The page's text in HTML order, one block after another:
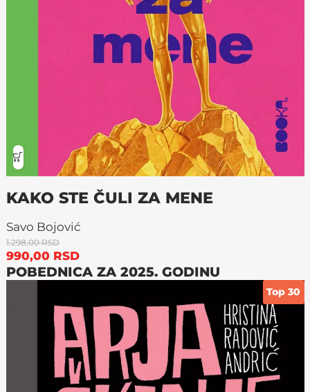
KAKO STE ČULI ZA MENE
Savo Bojović
1.298,00RSD
990,00 RSD
POBEDNICA ZA 2025. GODINU
Top 30